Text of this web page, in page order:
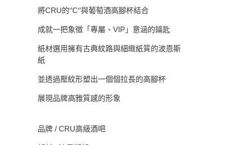
將CRU的‘’C‘’與葡萄酒高腳杯結合
成就一把象徵「專屬、VIP」意涵的鑰匙
紙材選用擁有古典紋路與細緻紙質的波恩斯
紙
並透過壓紋形塑出一個個拉長的高腳杯
展現品牌高雅質感的形象
品牌 / CRU高級酒吧